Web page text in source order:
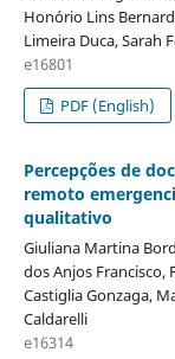
Honório Lins
Limeira Duca, Sarah
e16801
PDF (English)
Percepções de
remoto
qualitativo
Giuliana Martina
dos Anjos Francisco,
Castiglia Gonzaga,
Caldarelli
e16314